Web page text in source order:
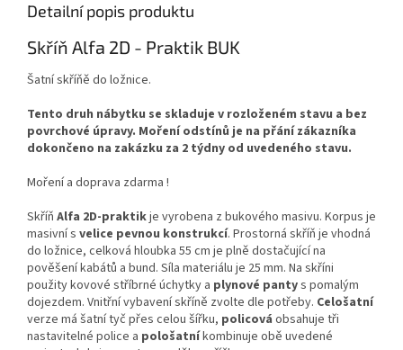
Detailní popis produktu
Skříň Alfa 2D - Praktik BUK
Šatní skříňě do ložnice.
Tento druh nábytku se skladuje v rozloženém stavu a bez
povrchové úpravy. Moření odstínů je na přání zákazníka
dokončeno na zakázku za 2 týdny od uvedeného stavu.
Moření a doprava zdarma !
Skříň Alfa 2D-praktikje vyrobena z bukového masivu. Korpus je
masivní s velice pevnou konstrukcí. Prostorná skříň je vhodná
do ložnice, celková hloubka 55 cm je plně dostačující na
pověšení kabátů a bund. Síla materiálu je 25 mm. Na skříni
použity kovové stříbrné úchytky a plynové pantys pomalým
dojezdem. Vnitřní vybavení skříně zvolte dle potřeby. Celošatní
verze má šatní tyč přes celou šířku, policová obsahuje tři
nastavitelné police a pološatníkombinuje obě uvedené